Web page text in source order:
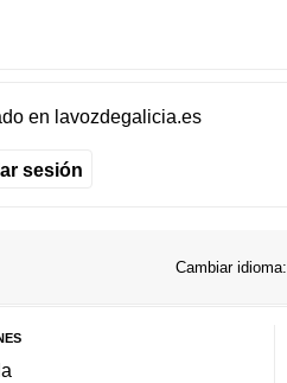
en lavozdegalicia.es
sesión
Cambiar idioma: